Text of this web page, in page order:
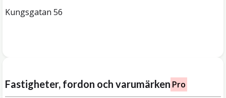
Kungsgatan 56
Fastigheter, fordon och varumärken Pro